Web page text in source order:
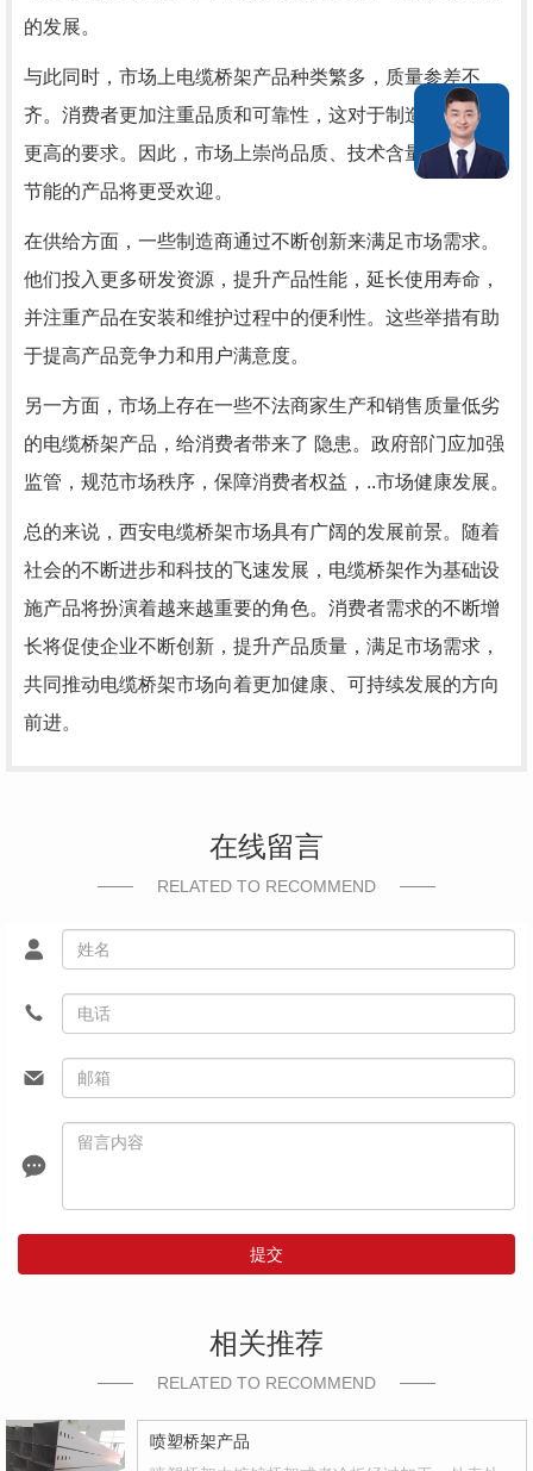
的发展。
与此同时，市场上电缆桥架产品种类繁多，质量参差不
齐。消费者更加注重品质和可靠性，这对于制造商提出了
更高的要求。因此，市场上崇尚品质、技术含量高、环保
节能的产品将更受欢迎。
在供给方面，一些制造商通过不断创新来满足市场需求。
他们投入更多研发资源，提升产品性能，延长使用寿命，
并注重产品在安装和维护过程中的便利性。这些举措有助
于提高产品竞争力和用户满意度。
另一方面，市场上存在一些不法商家生产和销售质量低劣
的电缆桥架产品，给消费者带来了 隐患。政府部门应加强
监管，规范市场秩序，保障消费者权益，..市场健康发展。
总的来说，西安电缆桥架市场具有广阔的发展前景。随着
社会的不断进步和科技的飞速发展，电缆桥架作为基础设
施产品将扮演着越来越重要的角色。消费者需求的不断增
长将促使企业不断创新，提升产品质量，满足市场需求，
共同推动电缆桥架市场向着更加健康、可持续发展的方向
前进。
在线留言
RELATED TO RECOMMEND
提交
相关推荐
RELATED TO RECOMMEND
喷塑桥架产品